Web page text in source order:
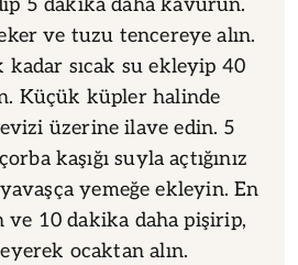
5 dakika daha kavurun.
ve tuzu tencereye alın.
kadar sıcak su ekleyip 40
Küçük küpler halinde
üzerine ilave edin. 5
kaşığı suyla açtığınız
yavaşça yemeğe ekleyin. En
ve 10 dakika daha pişirip,
ocaktan alın.